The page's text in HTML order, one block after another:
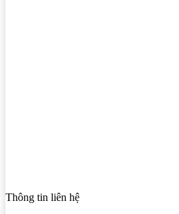
Thông tin liên hệ